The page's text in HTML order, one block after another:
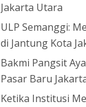
Jakarta Utara
ULP Semanggi:
di Jantung Kota
Bakmi Pangsit
Pasar Baru
Ketika Institusi